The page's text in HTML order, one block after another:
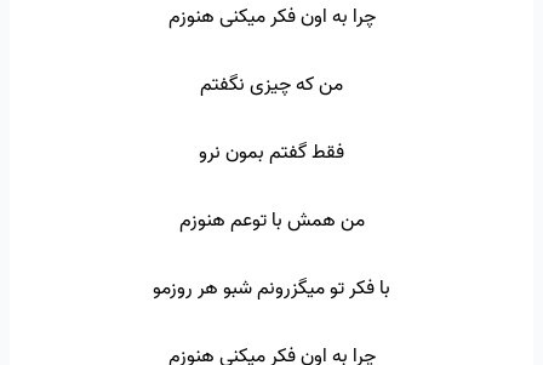
چرا به اون فکر میکنی هنوزم
من که چیزی نگفتم
فقط گفتم بمون نرو
من همش با توعم هنوزم
با فکر تو میگزرونم شبو هر روزمو
چرا به اون فکر میکنی هنوزم